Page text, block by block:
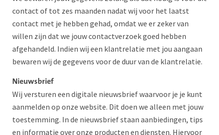
contact of tot zes maanden nadat wij voor het laatst
contact met je hebben gehad, omdat we er zeker van
willen zijn dat we jouw contactverzoek goed hebben
afgehandeld. Indien wij een klantrelatie met jou aangaan
bewaren wij de gegevens voor de duur van de klantrelatie.
Nieuwsbrief
Wij versturen een digitale nieuwsbrief waarvoor je je kunt
aanmelden op onze website. Dit doen we alleen met jouw
toestemming. In de nieuwsbrief staan aanbiedingen, tips
en informatie over onze producten en diensten. Hiervoor